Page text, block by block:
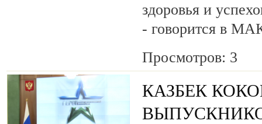
здоровья и
- говорится в
Просмотров: 3
КАЗБЕК